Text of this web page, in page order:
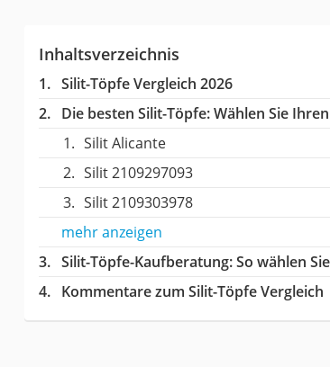
Inhaltsverzeichnis
Silit-Töpfe Vergleich 2026
Die besten Silit-Töpfe:Wählen Sie
Silit Alicante
Silit 2109297093
Silit 2109303978
mehr anzeigen
Silit-Töpfe-Kaufberatung: So wählen
Kommentare zum Silit-Töpfe Vergleich